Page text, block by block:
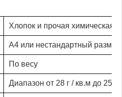
Хлопок и прочая химическая
A4 или нестандартный размер
По весу
Диапазон от 28 г / кв.м до 250